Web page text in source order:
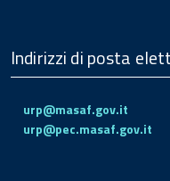
Indirizzi di posta
urp@masaf.gov.it
urp@pec.masaf.gov.it